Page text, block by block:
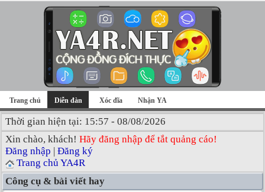
Trang chủ Diễn đàn Xóc đĩa Nhận YA
Thời gian hiện tại: 15:57 - 08/08/2026
Xin chào, khách! Hãy đăng nhập để tắt quảng cáo!
Đăng nhập | Đăng ký
Trang chủ YA4R
Công cụ & bài viết hay